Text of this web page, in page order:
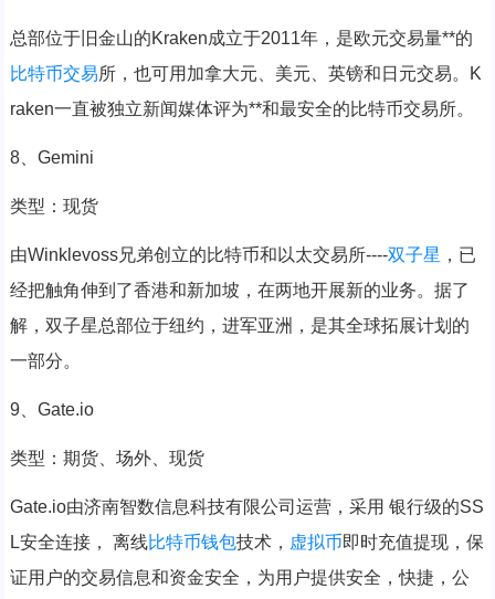
总部位于旧金山的Kraken成立于2011年，是欧元交易量**的
比特币交易所，也可用加拿大元、美元、英镑和日元交易。K
raken一直被独立新闻媒体评为**和最安全的比特币交易所。
8、Gemini
类型：现货
由Winklevoss兄弟创立的比特币和以太交易所----双子星 ，已
经把触角伸到了香港和新加坡，在两地开展新的业务。据了
解，双子星总部位于纽约，进军亚洲，是其全球拓展计划的
一部分。
9、Gate.io
类型：期货、场外、现货
Gate.io由济南智数信息科技有限公司运营，采用 银行级的SS
L安全连接， 离线比特币钱包技术， 虚拟币即时充值提现，保
证用户的交易信息和资金安全，为用户提供安全，快捷，公